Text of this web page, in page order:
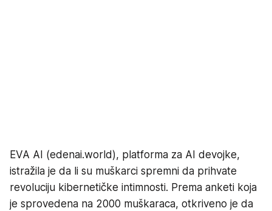
EVA AI (edenai.world), platforma za AI devojke,
istražila je da li su muškarci spremni da prihvate
revoluciju kibernetičke intimnosti. Prema anketi koja
je sprovedena na 2000 muškaraca, otkriveno je da